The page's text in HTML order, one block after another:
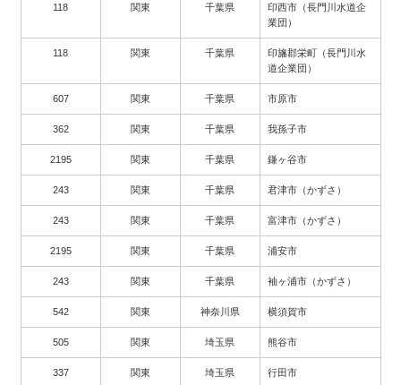
118 関東 千葉県
印西市（長門川水道企
業団）
118 関東 千葉県
印旛郡栄町（長門川水
道企業団）
607 関東 千葉県 市原市
362 関東 千葉県 我孫子市
2195 関東 千葉県 鎌ヶ谷市
243 関東 千葉県 君津市（かずさ）
243 関東 千葉県 富津市（かずさ）
2195 関東 千葉県 浦安市
243 関東 千葉県 袖ヶ浦市（かずさ）
542 関東 神奈川県 横須賀市
505 関東 埼玉県 熊谷市
337 関東 埼玉県 行田市